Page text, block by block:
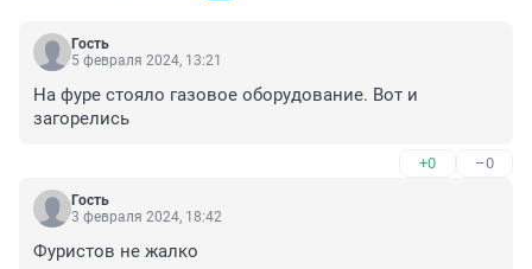
Гость
5 февраля 2024, 13:21
На фуре стояло газовое оборудование. Вот и
загорелись
+0 –0
Гость
3 февраля 2024, 18:42
Фуристов не жалко